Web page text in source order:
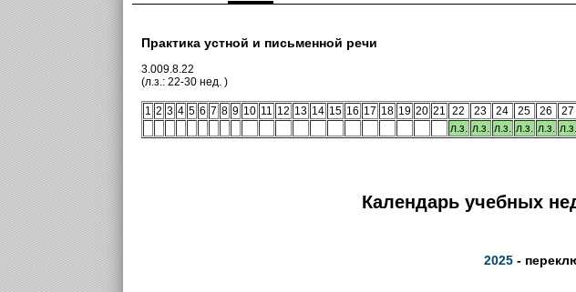
Практика устной и письменной речи
3.009.8.22
(л.з.: 22-30 нед. )
1 2 3 4 5 6 7 8 9 10 11 12 13 14 15 16 17 18 19 20 21 22 23 24 25 26 27
л.з. л.з. л.з. л.з. л.з. л.з.
Календарь учебных
2025-